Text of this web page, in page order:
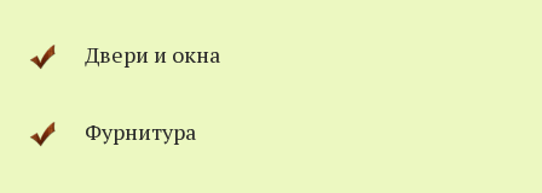
Двери и окна
Фурнитура